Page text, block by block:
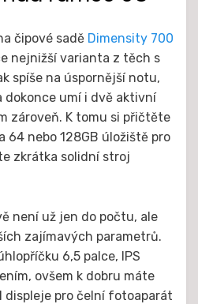
čipové sadě Dimensity 700
nejnižší varianta z těch s
spíše na úspornější notu,
dokonce umí i dvě aktivní
zároveň. K tomu si přičtěte
64 nebo 128GB úložiště pro
zkrátka solidní stroj
není už jen do počtu, ale
zajímavých parametrů.
6,5 palce, IPS
ovšem k dobru máte
displeje pro čelní fotoaparát